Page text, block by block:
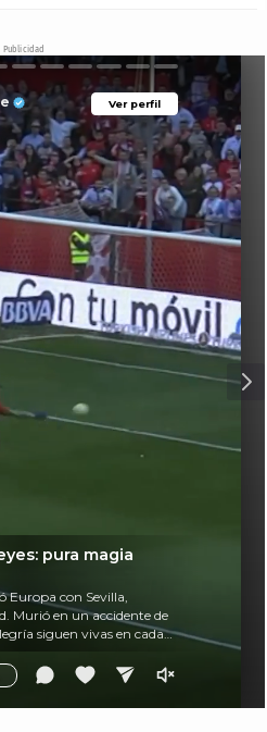
Publicidad
Ver perfil
Ver perfil
pura magia
Europa con Sevilla,
Murió en un accidente de
siguen vivas en cada